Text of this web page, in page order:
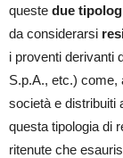
queste due
da considerarsi
i proventi derivanti
S.p.A., etc.) come,
società e distribuiti
questa tipologia di
ritenute che